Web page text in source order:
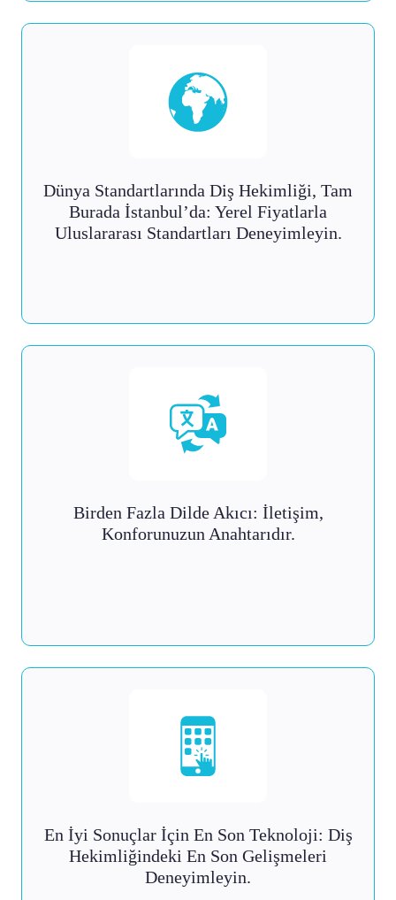
Dünya Standartlarında Diş Hekimliği, Tam
Burada İstanbul’da: Yerel Fiyatlarla
Uluslararası Standartları Deneyimleyin.
Birden Fazla Dilde Akıcı: İletişim,
Konforunuzun Anahtarıdır.
En İyi Sonuçlar İçin En Son Teknoloji: Diş
Hekimliğindeki En Son Gelişmeleri
Deneyimleyin.